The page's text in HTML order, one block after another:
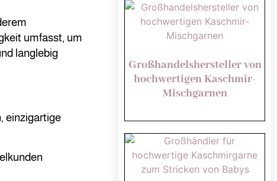
umfasst, um
langlebig
einzigartige
Großhandelshersteller von
hochwertigen Kaschmir-
Mischgarnen